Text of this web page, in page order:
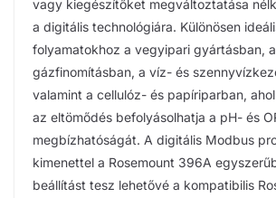
vagy kiegészítőket megváltoztatása
a digitális technológiára. Különösen
folyamatokhoz a vegyipari gyártásban,
gázfinomításban, a víz- és
valamint a cellulóz- és papíriparban,
az eltömődés befolyásolhatja a pH- és
megbízhatóságát. A digitális Modbus
kimenettel a Rosemount 396A
beállítást tesz lehetővé a kompatibilis